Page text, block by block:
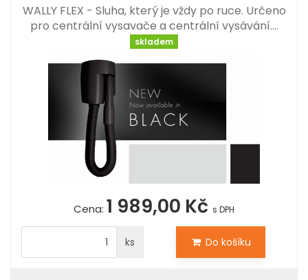
WALLY FLEX - Sluha, který je vždy po ruce. Určeno
pro centrální vysavače a centrální vysávání.…
skladem
Cena: 1 989,00 Kč s DPH
ks Do košíku